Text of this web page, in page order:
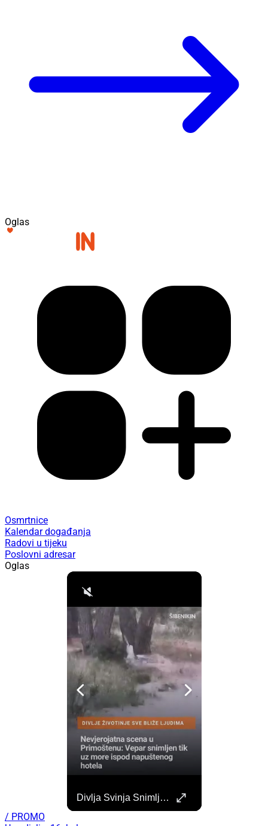
Oglas
Osmrtnice
Kalendar događanja
Radovi u tijeku
Poslovni adresar
Oglas
Divlja Svinja Snimljena Uz More U Primoštenu
/ PROMO